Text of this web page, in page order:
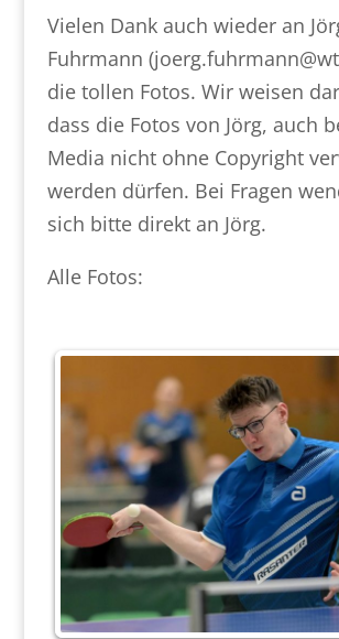
Vielen Dank auch wieder an
Fuhrmann
die tollen Fotos. Wir weisen
dass die Fotos von Jörg, auch
Media nicht ohne Copyright
werden dürfen. Bei Fragen
sich bitte direkt an Jörg.
Alle Fotos: